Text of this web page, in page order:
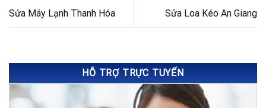
Sửa Máy Lạnh Thanh Hóa Sửa Loa Kéo An Giang
HỖ TRỢ TRỰC TUYẾN